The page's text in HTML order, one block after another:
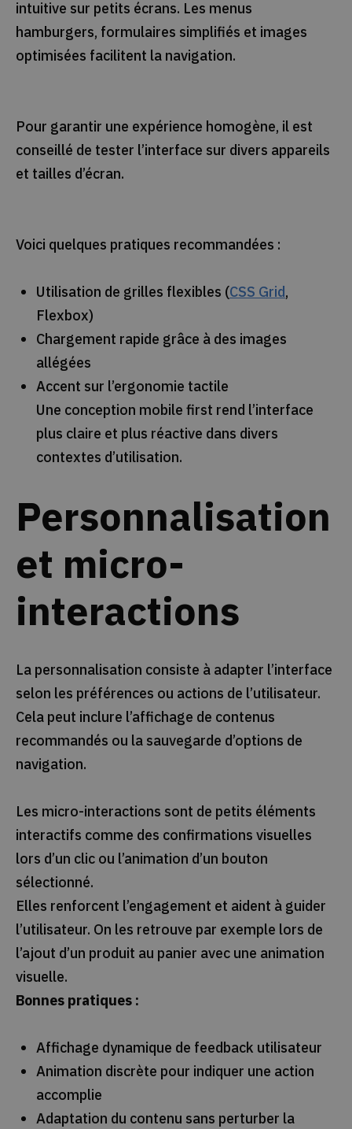
intuitive sur petits écrans. Les menus
hamburgers, formulaires simplifiés et images
optimisées facilitent la navigation.
Pour garantir une expérience homogène, il est
conseillé de tester l’interface sur divers appareils
et tailles d’écran.
Voici quelques pratiques recommandées :
Utilisation de grilles flexibles (CSS Grid,
Flexbox)
Chargement rapide grâce à des images
allégées
Accent sur l’ergonomie tactile
Une conception mobile first rend l’interface
plus claire et plus réactive dans divers
contextes d’utilisation.
Personnalisation
et micro-
interactions
La personnalisation consiste à adapter l’interface
selon les préférences ou actions de l’utilisateur.
Cela peut inclure l’affichage de contenus
recommandés ou la sauvegarde d’options de
navigation.
Les micro-interactions sont de petits éléments
interactifs comme des confirmations visuelles
lors d’un clic ou l’animation d’un bouton
sélectionné.
Elles renforcent l’engagement et aident à guider
l’utilisateur. On les retrouve par exemple lors de
l’ajout d’un produit au panier avec une animation
visuelle.
Bonnes pratiques :
Affichage dynamique de feedback utilisateur
Animation discrète pour indiquer une action
accomplie
Adaptation du contenu sans perturber la